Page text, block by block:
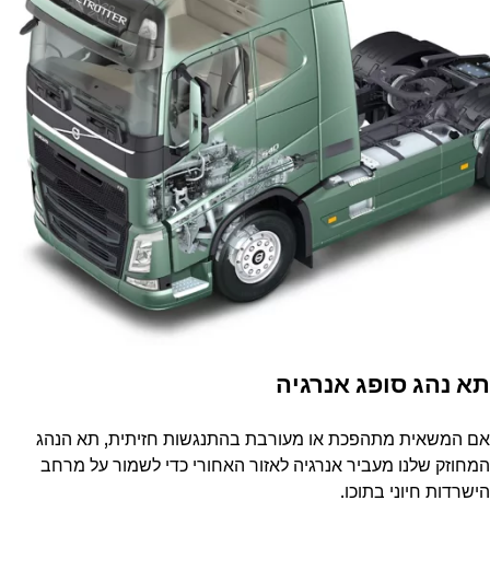
תא נהג סופג אנרגיה
אם המשאית מתהפכת או מעורבת בהתנגשות חזיתית, תא הנהג
המחוזק שלנו מעביר אנרגיה לאזור האחורי כדי לשמור על מרחב
הישרדות חיוני בתוכו.